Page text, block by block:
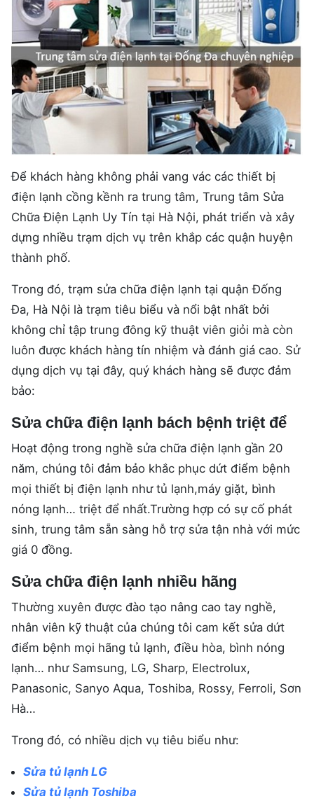
Để khách hàng không phải vang vác các thiết bị
điện lạnh cồng kềnh ra trung tâm, Trung tâm Sửa
Chữa Điện Lạnh Uy Tín tại Hà Nội, phát triển và xây
dựng nhiều trạm dịch vụ trên khắp các quận huyện
thành phố.
Trong đó, trạm sửa chữa điện lạnh tại quận Đống
Đa, Hà Nội là trạm tiêu biểu và nổi bật nhất bởi
không chỉ tập trung đông kỹ thuật viên giỏi mà còn
luôn được khách hàng tín nhiệm và đánh giá cao. Sử
dụng dịch vụ tại đây, quý khách hàng sẽ được đảm
bảo:
Sửa chữa điện lạnh bách bệnh triệt để
Hoạt động trong nghề sửa chữa điện lạnh gần 20
năm, chúng tôi đảm bảo khắc phục dứt điểm bệnh
mọi thiết bị điện lạnh như tủ lạnh,máy giặt, bình
nóng lạnh… triệt để nhất.Trường hợp có sự cố phát
sinh, trung tâm sẵn sàng hỗ trợ sửa tận nhà với mức
giá 0 đồng.
Sửa chữa điện lạnh nhiều hãng
Thường xuyên được đào tạo nâng cao tay nghề,
nhân viên kỹ thuật của chúng tôi cam kết sửa dứt
điểm bệnh mọi hãng tủ lạnh, điều hòa, bình nóng
lạnh… như Samsung, LG, Sharp, Electrolux,
Panasonic, Sanyo Aqua, Toshiba, Rossy, Ferroli, Sơn
Hà…
Trong đó, có nhiều dịch vụ tiêu biểu như:
Sửa tủ lạnh LG
Sửa tủ lạnh Toshiba